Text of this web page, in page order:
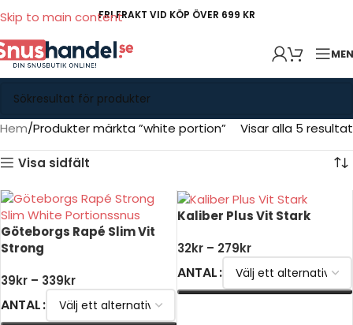
Skip to main contentFRI FRAKT VID KÖP ÖVER 699 KR
Hem Produkter märkta ”white portion” Visar alla 5 resultat
Visa sidfält
Göteborgs Rapé Slim Vit
Strong
39kr – 339kr
ANTAL
Kaliber Plus Vit Stark
32kr – 279kr
ANTAL